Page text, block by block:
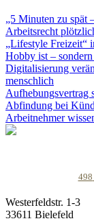
„5 Minuten zu spät
Arbeitsrecht
„Lifestyle Freizeit“
Hobby ist –
Digitalisierung
menschlich
Aufhebungsvertrag
Abfindung bei
Arbeitnehmer
498
Westerfeldstr. 1-3
33611 Bielefeld